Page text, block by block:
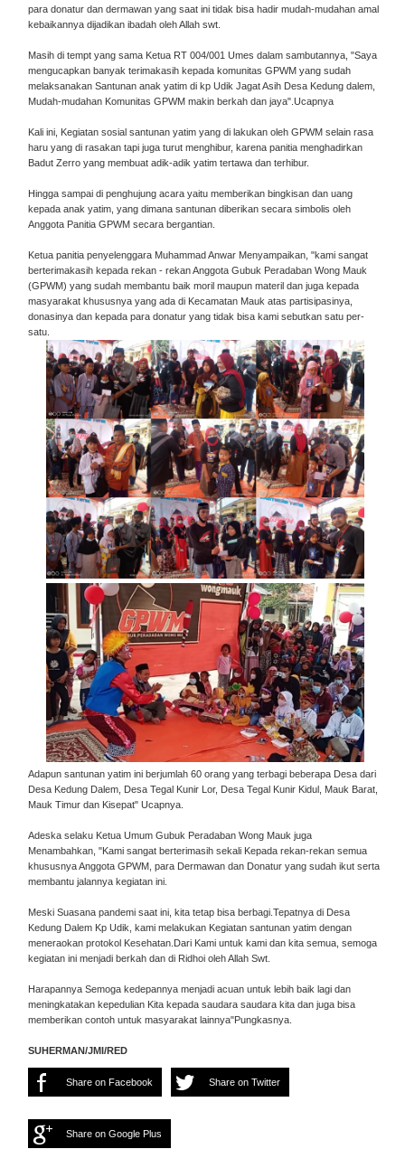
para donatur dan dermawan yang saat ini tidak bisa hadir mudah-mudahan amal
kebaikannya dijadikan ibadah oleh Allah swt.
Masih di tempt yang sama Ketua RT 004/001 Umes dalam sambutannya, "Saya
mengucapkan banyak terimakasih kepada komunitas GPWM yang sudah
melaksanakan Santunan anak yatim di kp Udik Jagat Asih Desa Kedung dalem,
Mudah-mudahan Komunitas GPWM makin berkah dan jaya".Ucapnya
Kali ini, Kegiatan sosial santunan yatim yang di lakukan oleh GPWM selain rasa
haru yang di rasakan tapi juga turut menghibur, karena panitia menghadirkan
Badut Zerro yang membuat adik-adik yatim tertawa dan terhibur.
Hingga sampai di penghujung acara yaitu memberikan bingkisan dan uang
kepada anak yatim, yang dimana santunan diberikan secara simbolis oleh
Anggota Panitia GPWM secara bergantian.
Ketua panitia penyelenggara Muhammad Anwar Menyampaikan, "kami sangat
berterimakasih kepada rekan - rekan Anggota Gubuk Peradaban Wong Mauk
(GPWM) yang sudah membantu baik moril maupun materil dan juga kepada
masyarakat khususnya yang ada di Kecamatan Mauk atas partisipasinya,
donasinya dan kepada para donatur yang tidak bisa kami sebutkan satu per-
satu.
Adapun santunan yatim ini berjumlah 60 orang yang terbagi beberapa Desa dari
Desa Kedung Dalem, Desa Tegal Kunir Lor, Desa Tegal Kunir Kidul, Mauk Barat,
Mauk Timur dan Kisepat" Ucapnya.
Adeska selaku Ketua Umum Gubuk Peradaban Wong Mauk juga
Menambahkan, "Kami sangat berterimasih sekali Kepada rekan-rekan semua
khususnya Anggota GPWM, para Dermawan dan Donatur yang sudah ikut serta
membantu jalannya kegiatan ini.
Meski Suasana pandemi saat ini, kita tetap bisa berbagi.Tepatnya di Desa
Kedung Dalem Kp Udik, kami melakukan Kegiatan santunan yatim dengan
meneraokan protokol Kesehatan.Dari Kami untuk kami dan kita semua, semoga
kegiatan ini menjadi berkah dan di Ridhoi oleh Allah Swt.
Harapannya Semoga kedepannya menjadi acuan untuk lebih baik lagi dan
meningkatakan kepedulian Kita kepada saudara saudara kita dan juga bisa
memberikan contoh untuk masyarakat lainnya"Pungkasnya.
SUHERMAN/JMI/RED
Share on Facebook Share on Twitter
Share on Google Plus